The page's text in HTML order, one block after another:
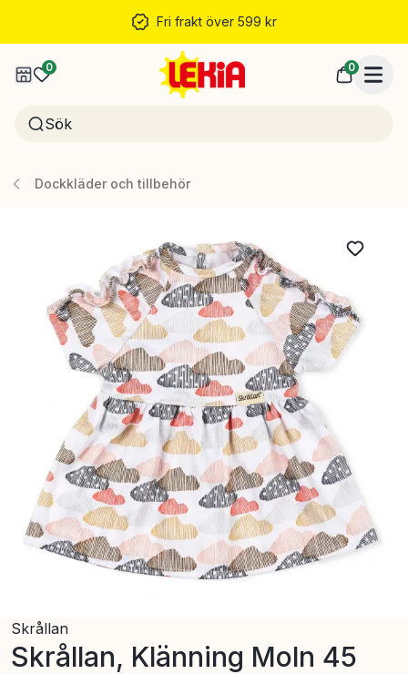
Fri frakt över 599 kr
0 0
Dockkläder och tillbehör
Skrållan
Skrållan, Klänning Moln 45